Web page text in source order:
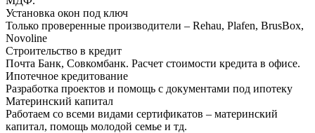
Установка окон под ключ
Только проверенные производители – Rehau, Plafen, BrusBox,
Novoline
Строительство в кредит
Почта Банк, Совкомбанк. Расчет стоимости кредита в офисе.
Ипотечное кредитование
Разработка проектов и помощь с документами под ипотеку
Материнский капитал
Работаем со всеми видами сертификатов – материнский
капитал, помощь молодой семье и тд.